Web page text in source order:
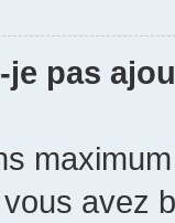
pas
avez